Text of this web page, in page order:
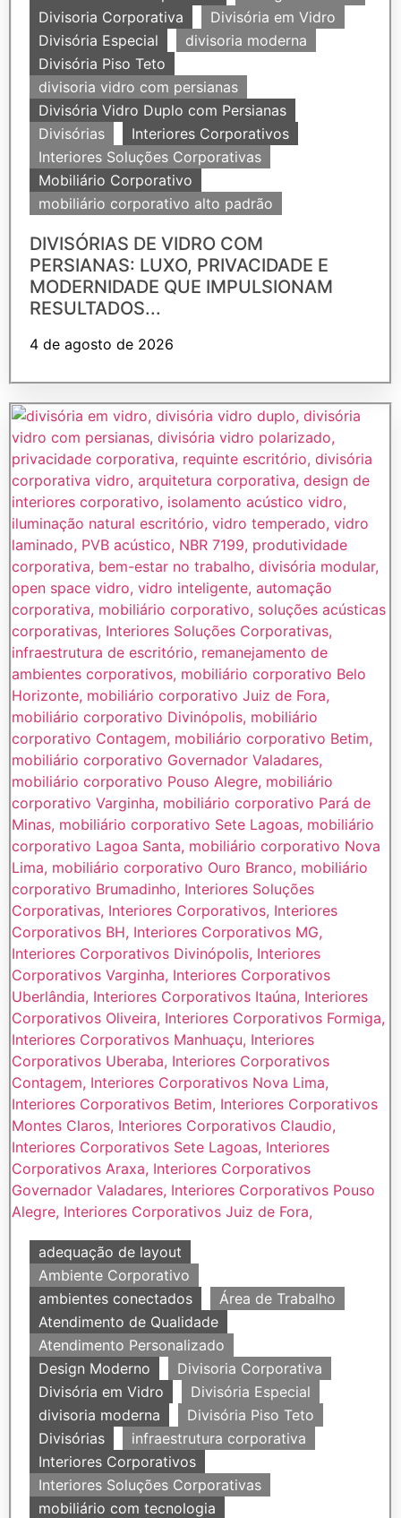
Divisoria Corporativa
Divisória em Vidro
Divisória Especial
divisoria moderna
Divisória Piso Teto
divisoria vidro com persianas
Divisória Vidro Duplo com Persianas
Divisórias
Interiores Corporativos
Interiores Soluções Corporativas
Mobiliário Corporativo
mobiliário corporativo alto padrão
DIVISÓRIAS DE VIDRO COM
PERSIANAS: LUXO, PRIVACIDADE E
MODERNIDADE QUE IMPULSIONAM
RESULTADOS...
4 de agosto de 2026
adequação de layout
Ambiente Corporativo
ambientes conectados
Área de Trabalho
Atendimento de Qualidade
Atendimento Personalizado
Design Moderno
Divisoria Corporativa
Divisória em Vidro
Divisória Especial
divisoria moderna
Divisória Piso Teto
Divisórias
infraestrutura corporativa
Interiores Corporativos
Interiores Soluções Corporativas
mobiliário com tecnologia